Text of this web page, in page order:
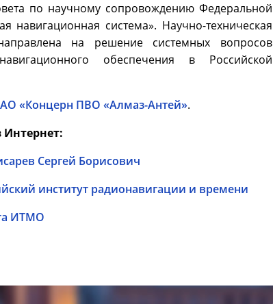
по научному сопровождению Федеральной
навигационная система». Научно-техническая
на решение системных вопросов
обеспечения в Российской
«Концерн ПВО «Алмаз-Антей».
Сергей Борисович
институт радионавигации и времени
ИТМО